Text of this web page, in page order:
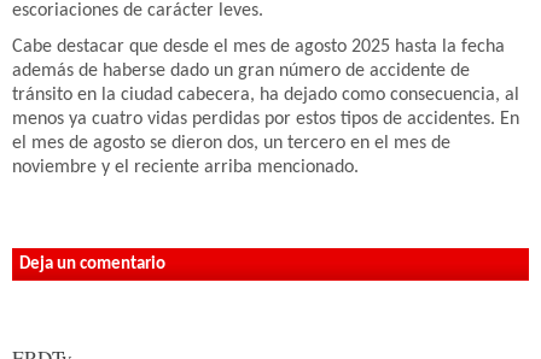
escoriaciones de carácter leves.
Cabe destacar que desde el mes de agosto 2025 hasta la fecha
además de haberse dado un gran número de accidente de
tránsito en la ciudad cabecera, ha dejado como consecuencia, al
menos ya cuatro vidas perdidas por estos tipos de accidentes. En
el mes de agosto se dieron dos, un tercero en el mes de
noviembre y el reciente arriba mencionado.
Deja un comentario